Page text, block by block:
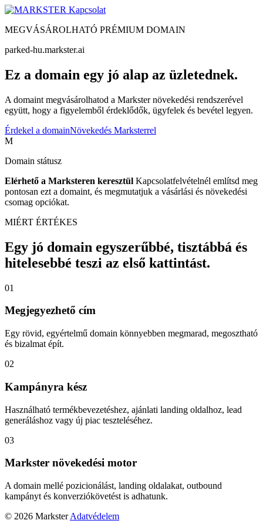
Kapcsolat
MEGVÁSÁROLHATÓ PRÉMIUM DOMAIN
parked-hu.markster.ai
Ez a domain egy jó alap az üzletednek.
A domaint megvásárolhatod a Markster növekedési rendszerével
együtt, hogy a figyelemből érdeklődők, ügyfelek és bevétel legyen.
Érdekel a domainNövekedés Marksterrel
M
Domain státusz
Elérhető a Marksteren keresztül Kapcsolatfelvételnél említsd meg
pontosan ezt a domaint, és megmutatjuk a vásárlási és növekedési
csomag opciókat.
MIÉRT ÉRTÉKES
Egy jó domain egyszerűbbé, tisztábbá és
hitelesebbé teszi az első kattintást.
01
Megjegyezhető cím
Egy rövid, egyértelmű domain könnyebben megmarad, megosztható
és bizalmat épít.
02
Kampányra kész
Használható termékbevezetéshez, ajánlati landing oldalhoz, lead
generáláshoz vagy új piac teszteléséhez.
03
Markster növekedési motor
A domain mellé pozicionálást, landing oldalakat, outbound
kampányt és konverziókövetést is adhatunk.
© 2026 Markster Adatvédelem